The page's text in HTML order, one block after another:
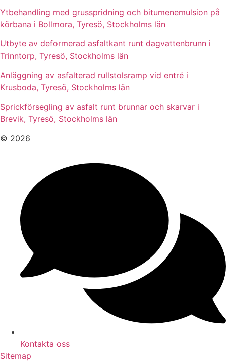
Ytbehandling med grusspridning och bitumenemulsion på
körbana i Bollmora, Tyresö, Stockholms län
Utbyte av deformerad asfaltkant runt dagvattenbrunn i
Trinntorp, Tyresö, Stockholms län
Anläggning av asfalterad rullstolsramp vid entré i
Krusboda, Tyresö, Stockholms län
Sprickförsegling av asfalt runt brunnar och skarvar i
Brevik, Tyresö, Stockholms län
© 2026
Kontakta oss
Sitemap